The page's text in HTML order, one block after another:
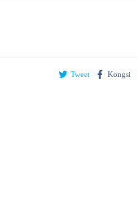
Tweet Kongsi